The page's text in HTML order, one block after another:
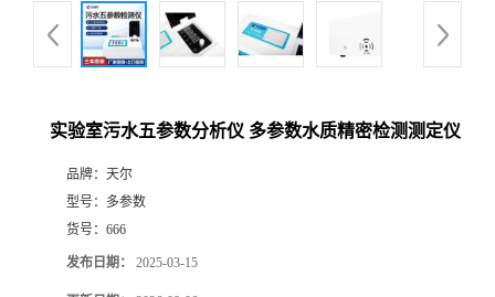
实验室污水五参数分析仪 多参数水质精密检测测定仪
品牌： 天尔
型号： 多参数
货号： 666
发布日期： 2025-03-15